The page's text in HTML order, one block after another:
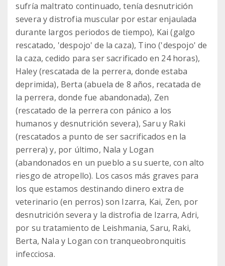
sufría maltrato continuado, tenía desnutrición
severa y distrofia muscular por estar enjaulada
durante largos periodos de tiempo), Kai (galgo
rescatado, 'despojo' de la caza), Tino ('despojo' de
la caza, cedido para ser sacrificado en 24 horas),
Haley (rescatada de la perrera, donde estaba
deprimida), Berta (abuela de 8 años, recatada de
la perrera, donde fue abandonada), Zen
(rescatado de la perrera con pánico a los
humanos y desnutrición severa), Saru y Raki
(rescatados a punto de ser sacrificados en la
perrera) y, por último, Nala y Logan
(abandonados en un pueblo a su suerte, con alto
riesgo de atropello). Los casos más graves para
los que estamos destinando dinero extra de
veterinario (en perros) son Izarra, Kai, Zen, por
desnutrición severa y la distrofia de Izarra, Adri,
por su tratamiento de Leishmania, Saru, Raki,
Berta, Nala y Logan con tranqueobronquitis
infecciosa.